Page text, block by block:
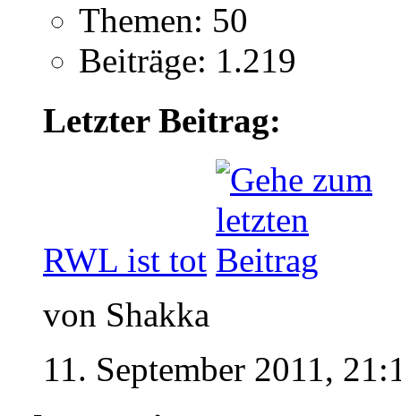
Themen: 50
Beiträge: 1.219
Letzter Beitrag:
RWL ist tot
von Shakka
11. September 2011,